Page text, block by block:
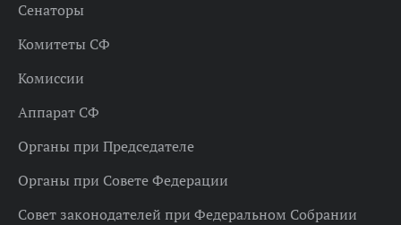
Сенаторы
Комитеты СФ
Комиссии
Аппарат СФ
Органы при Председателе
Органы при Совете Федерации
Совет законодателей при Федеральном Собрании